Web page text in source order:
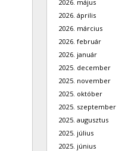
2026. május
2026. április
2026. március
2026. február
2026. január
2025. december
2025. november
2025. október
2025. szeptember
2025. augusztus
2025. július
2025. június